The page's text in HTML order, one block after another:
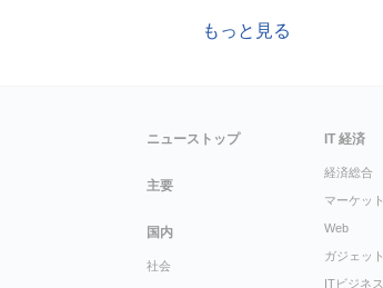
もっと見る
ニューストップ
主要
国内
社会
IT 経済
経済総合
マーケット
Web
ガジェット
ITビジネス